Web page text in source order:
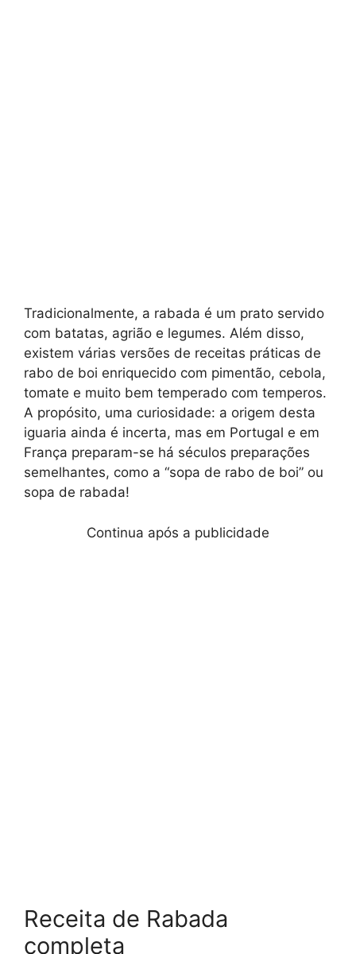
Tradicionalmente, a rabada é um prato servido
com batatas, agrião e legumes. Além disso,
existem várias versões de receitas práticas de
rabo de boi enriquecido com pimentão, cebola,
tomate e muito bem temperado com temperos.
A propósito, uma curiosidade: a origem desta
iguaria ainda é incerta, mas em Portugal e em
França preparam-se há séculos preparações
semelhantes, como a “sopa de rabo de boi” ou
sopa de rabada!
Continua após a publicidade
Receita de Rabada
completa